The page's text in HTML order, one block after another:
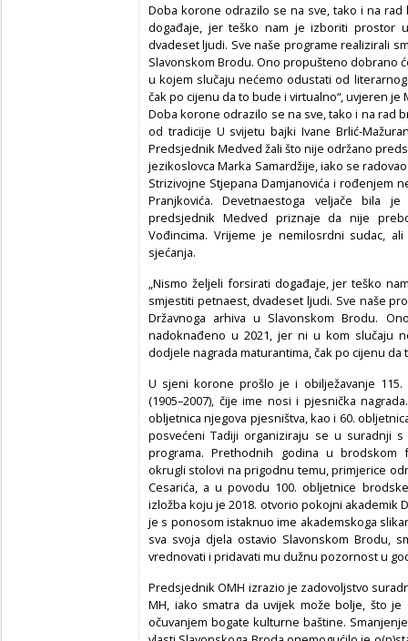
Doba korone odrazilo se na sve, tako i na
događaje, jer teško nam je izboriti prostor
dvadeset ljudi. Sve naše programe realizirali
Slavonskom Brodu. Ono propušteno dobrano
u kojem slučaju nećemo odustati od
čak po cijenu da to bude i virtualno“, uvjeren je
Doba korone odrazilo se na sve, tako i na rad
od tradicije U svijetu bajki Ivane Brlić-
Predsjednik Medved žali što nije održano
jezikoslovca Marka Samardžije, iako se
Strizivojne Stjepana Damjanovića i rođenjem
Pranjkovića. Devetnaestoga veljače bila
predsjednik Medved priznaje da nije
Vođincima. Vrijeme je nemilosrdni sudac,
sjećanja.
„Nismo željeli forsirati događaje, jer teško
smjestiti petnaest, dvadeset ljudi. Sve naše
Državnoga arhiva u Slavonskom Brodu.
nadoknađeno u 2021, jer ni u kom slučaju
dodjele nagrada maturantima, čak po cijenu
U sjeni korone prošlo je i obilježavanje 115.
(1905–2007), čije ime nosi i pjesnička
obljetnica njegova pjesništva, kao i 60.
posvećeni Tadiji organiziraju se u suradnji
programa. Prethodnih godina u brodskom
okrugli stolovi na prigodnu temu, primjerice
Cesarića, a u povodu 100. obljetnice
izložba koju je 2018. otvorio pokojni akademik
je s ponosom istaknuo ime akademskoga
sva svoja djela ostavio Slavonskom Brodu,
vrednovati i pridavati mu dužnu pozornost u
Predsjednik OMH izrazio je zadovoljstvo
MH, iako smatra da uvijek može bolje, što
očuvanjem bogate kulturne baštine.